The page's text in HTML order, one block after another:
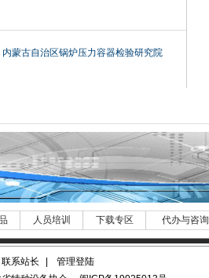
内蒙古自治区锅炉压力容器检验研究院
人员培训 下载专区 代办与咨询
联系站长
管理登陆